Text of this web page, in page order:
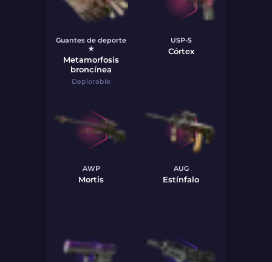
Guantes de deporte
★
Metamorfosis
broncínea
Deplorable
USP-S
Córtex
AWP
Mortis
AUG
Estínfalo